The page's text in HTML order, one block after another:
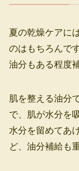
夏の乾燥ケアに
のはもちろんで
油分もある程度
肌を整える油分
で、肌が水分を
水分を留めてあ
ど、油分補給も